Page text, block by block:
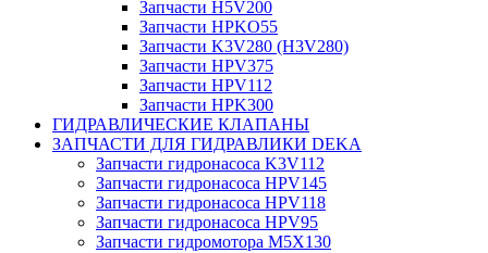
Запчасти H5V200
Запчасти HPKO55
Запчасти K3V280 (H3V280)
Запчасти HPV375
Запчасти HPV112
Запчасти HPK300
ГИДРАВЛИЧЕСКИЕ КЛАПАНЫ
ЗАПЧАСТИ ДЛЯ ГИДРАВЛИКИ DEKA
Запчасти гидронасоса K3V112
Запчасти гидронасоса HPV145
Запчасти гидронасоса HPV118
Запчасти гидронасоса HPV95
Запчасти гидромотора M5X130